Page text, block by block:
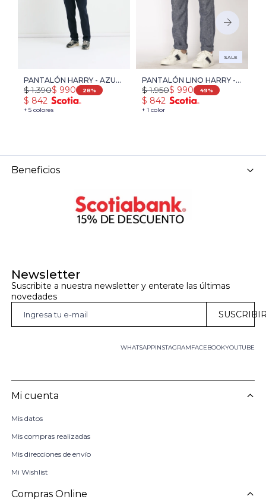
PANTALÓN HARRY - AZUL
OSCURO
+ 5 colores
$ 990
$ 1.390 28
$ 842
SALE
PANTALÓN LINO HARRY -
AZUL
+ 1 color
$ 990
$ 1.950 49
$ 842
Newsletter
Suscribite a nuestra newsletter y enterate las últimas
novedades
WHATSAPP FACEBOOKYOUTUBE
INSTAGRAM
Mi cuenta
Mis datos
Mis compras realizadas
Mis direcciones de envío
Mi Wishlist
Compras Online
Beneficios